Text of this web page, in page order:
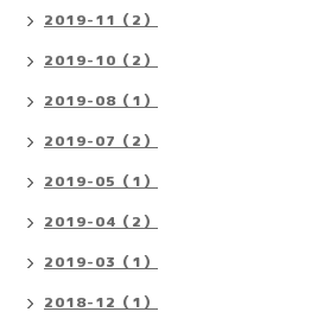
2019-11（2）
2019-10（2）
2019-08（1）
2019-07（2）
2019-05（1）
2019-04（2）
2019-03（1）
2018-12（1）